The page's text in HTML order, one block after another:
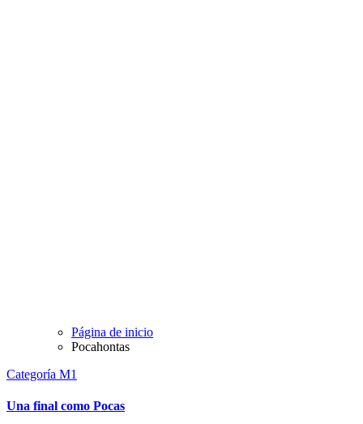
Página de inicio
Pocahontas
Categoría M1
Una final como Pocas